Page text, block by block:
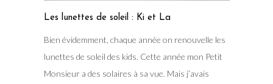
Les lunettes de soleil : Ki et La
Bien évidemment, chaque année on renouvelle les
lunettes de soleil des kids. Cette année mon Petit
Monsieur a des solaires à sa vue. Mais j’avais